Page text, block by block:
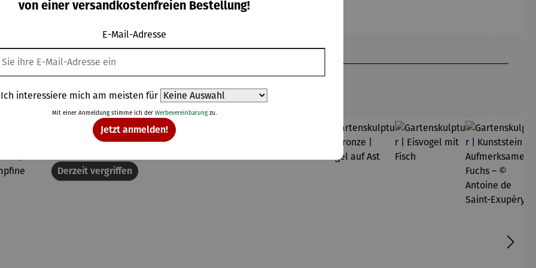
Papa
59,00 €
n |
UVP59,00 € UVP55,00 €
Derzeit vergriffen
von einer versandkostenfreien Bestellung!
E-Mail-Adresse
Ich interessiere mich am meisten für
Mit einer Anmeldung stimme ich der Werbevereinbarungzu.
Jetzt anmelden!